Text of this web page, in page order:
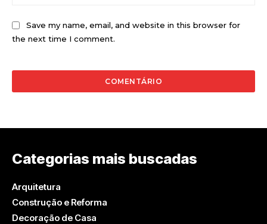
Save my name, email, and website in this browser for
the next time I comment.
Categorias mais buscadas
Arquitetura
Construção e Reforma
Decoração de Casa